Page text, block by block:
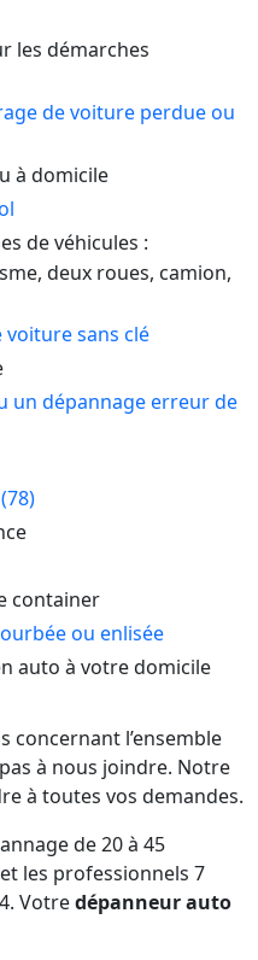
les démarches
de voiture perdue ou
à domicile
de véhicules :
deux roues, camion,
voiture sans clé
un dépannage erreur de
container
ou enlisée
auto à votre domicile
concernant l’ensemble
à nous joindre. Notre
à toutes vos demandes.
de 20 à 45
les professionnels 7
Votredépanneur auto